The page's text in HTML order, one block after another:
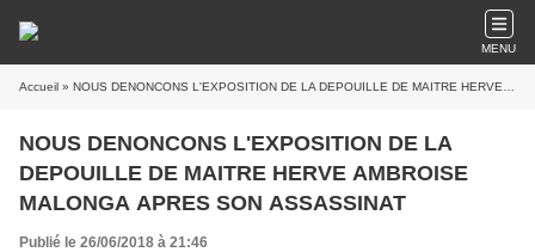
MENU
Accueil » NOUS DENONCONS L'EXPOSITION DE LA DEPOUILLE DE MAITRE HERVE AMBROISE MALONGA APRES SON ASSASSINAT
NOUS DENONCONS L'EXPOSITION DE LA
DEPOUILLE DE MAITRE HERVE AMBROISE
MALONGA APRES SON ASSASSINAT
Publié le 26/06/2018 à 21:46